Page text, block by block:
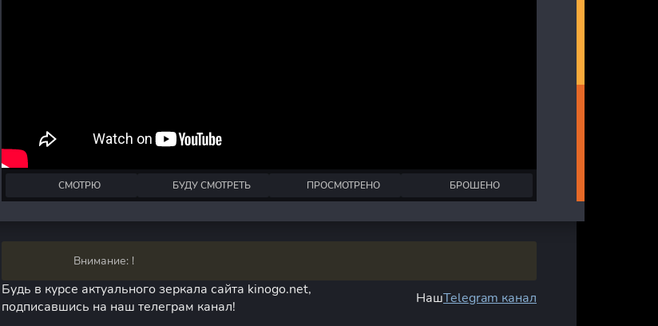
СМОТРЮ БУДУ СМОТРЕТЬ ПРОСМОТРЕНО БРОШЕНО
Внимание: !
Будь в курсе актуального зеркала сайта kinogo.net,
подписавшись на наш телеграм канал!
НашTelegram канал